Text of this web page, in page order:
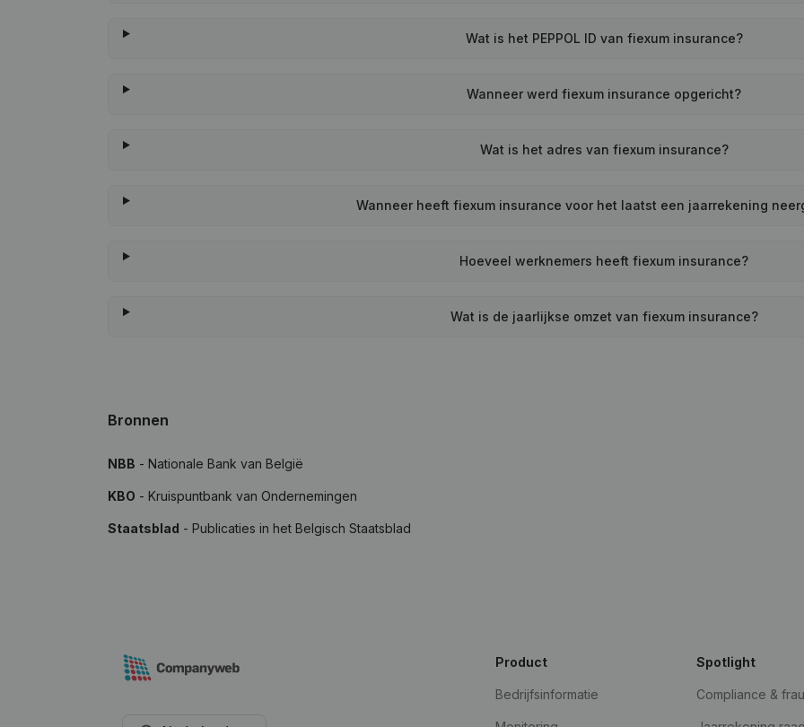
Wat is het PEPPOL ID van fiexum insurance?
Wanneer werd fiexum insurance opgericht?
Wat is het adres van fiexum insurance?
Wanneer heeft fiexum insurance voor het laatst een jaarrekening
Hoeveel werknemers heeft fiexum insurance?
Wat is de jaarlijkse omzet van fiexum insurance?
Bronnen
NBB - Nationale Bank van België
KBO - Kruispuntbank van Ondernemingen
Staatsblad - Publicaties in het Belgisch Staatsblad
Product
Bedrijfsinformatie
Spotlight
Compliance &